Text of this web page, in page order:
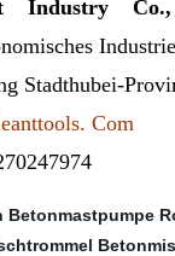
Industry
Stadthubei-
Com
Betonmastpumpe